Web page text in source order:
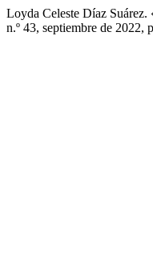
Loyda Celeste Díaz
n.º 43, septiembre de